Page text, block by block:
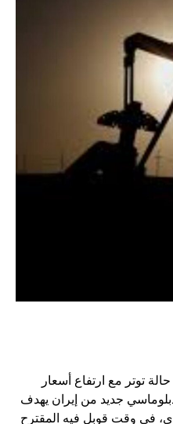
توتر مع ارتفاع أسعار
جديد من إيران يهدف
في وقت قوبل فيه المقترح